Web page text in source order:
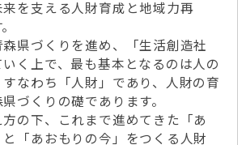
を支える人財育成と地域力再
県づくりを進め、「生活創造社
く上で、最も基本となるのは人の
なわち「人財」であり、人財の育
づくりの礎であります。
の下、これまで進めてきた「あ
「あおもりの今」をつくる人財